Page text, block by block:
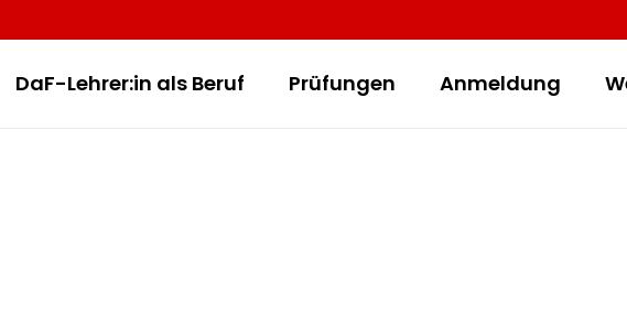
DaF-Lehrer:in als Beruf Prüfungen Anmeldung